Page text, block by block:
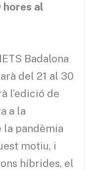
hores al
Badalona
del 21 al 30
l’edició de
a la
pandèmia
motiu, i
híbrides, el